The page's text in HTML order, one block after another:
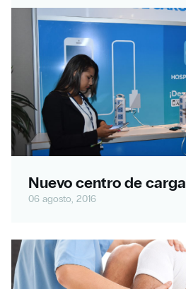
Nuevo centro de carga
06 agosto, 2016